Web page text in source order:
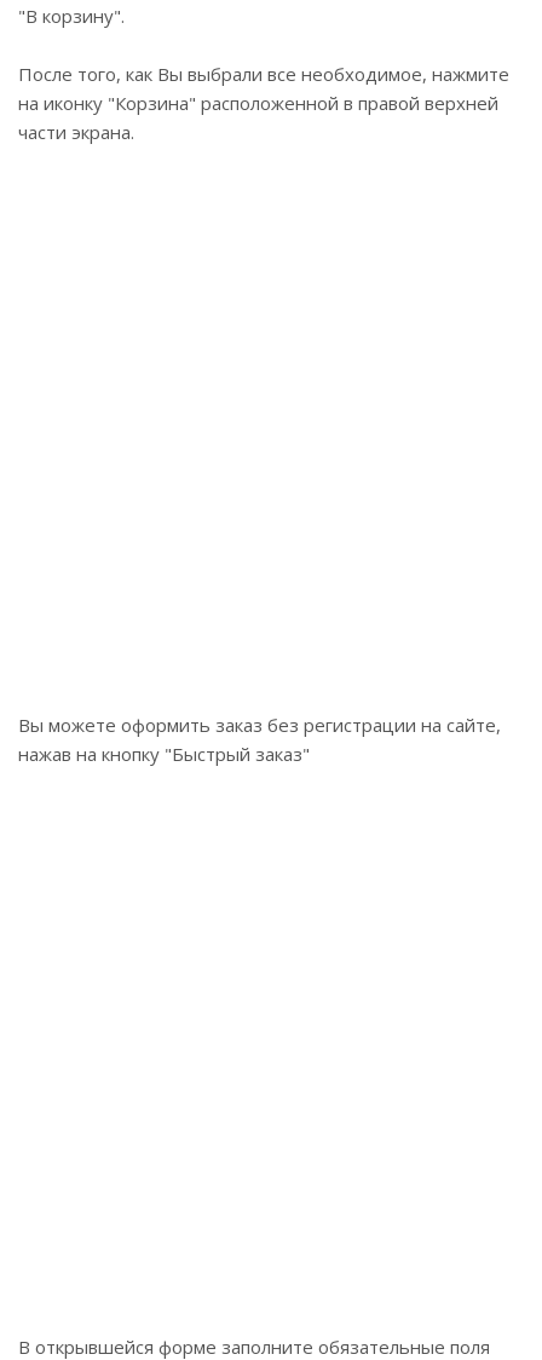
"В корзину".
После того, как Вы выбрали все необходимое, нажмите
на иконку "Корзина" расположенной в правой верхней
части экрана.
Вы можете оформить заказ без регистрации на сайте,
нажав на кнопку "Быстрый заказ"
В открывшейся форме заполните обязательные поля